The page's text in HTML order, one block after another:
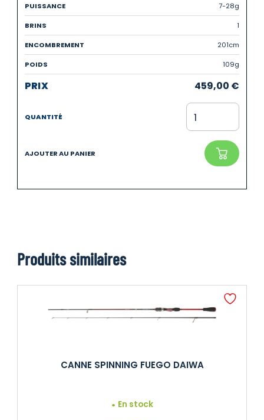
7-28g
1
201cm
109g
459,00 €
Produits similaires
CANNE SPINNING FUEGO DAIWA
En stock